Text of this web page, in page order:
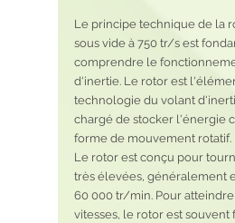
Le principe technique de la
sous vide à 750 tr/s est
comprendre le
d'inertie. Le rotor est
technologie du volant
chargé de stocker l'énergie
forme de mouvement rotatif.
Le rotor est conçu pour
très élevées, généralement
60 000 tr/min. Pour
vitesses, le rotor est souvent